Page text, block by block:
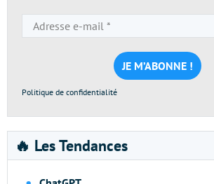
e-
mail
*
Politique de confidentialité
🔥 Les Tendances